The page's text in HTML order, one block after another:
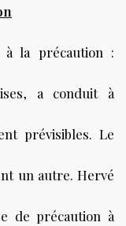
à la précaution :
a conduit à
prévisibles. Le
un autre. Hervé
de précaution à